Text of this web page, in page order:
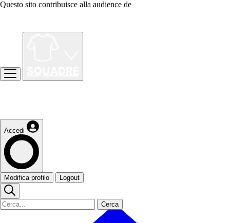
Questo sito contribuisce alla audience de
Accedi
Modifica profilo Logout
Cerca